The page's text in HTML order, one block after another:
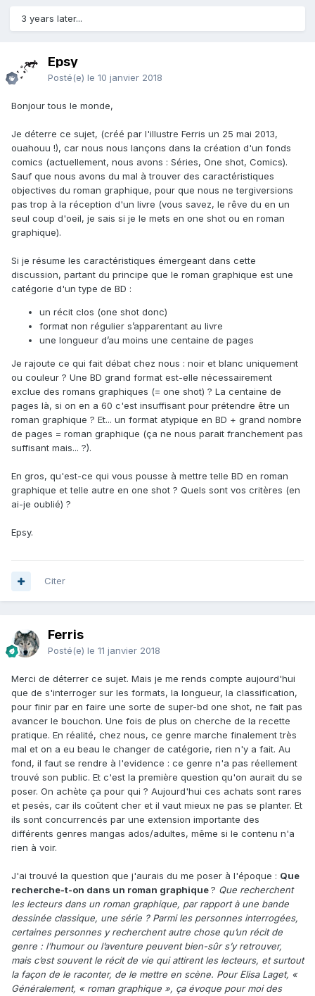
3 years later...
Epsy
Posté(e) le 10 janvier 2018
Bonjour tous le monde,
Je déterre ce sujet, (créé par l'illustre Ferris un 25 mai 2013,
ouahouu !), car nous nous lançons dans la création d'un fonds
comics (actuellement, nous avons : Séries, One shot, Comics).
Sauf que nous avons du mal à trouver des caractéristiques
objectives du roman graphique, pour que nous ne tergiversions
pas trop à la réception d'un livre (vous savez, le rêve du en un
seul coup d'oeil, je sais si je le mets en one shot ou en roman
graphique).
Si je résume les caractéristiques émergeant dans cette
discussion, partant du principe que le roman graphique est une
catégorie d'un type de BD :
un récit clos (one shot donc)
format non régulier s’apparentant au livre
une longueur d’au moins une centaine de pages
Je rajoute ce qui fait débat chez nous : noir et blanc uniquement
ou couleur ? Une BD grand format est-elle nécessairement
exclue des romans graphiques (= one shot) ? La centaine de
pages là, si on en a 60 c'est insuffisant pour prétendre être un
roman graphique ? Et... un format atypique en BD + grand nombre
de pages = roman graphique (ça ne nous parait franchement pas
suffisant mais... ?).
En gros, qu'est-ce qui vous pousse à mettre telle BD en roman
graphique et telle autre en one shot ? Quels sont vos critères (en
ai-je oublié) ?
Epsy.
Citer
Ferris
Posté(e) le 11 janvier 2018
Merci de déterrer ce sujet. Mais je me rends compte aujourd'hui
que de s'interroger sur les formats, la longueur, la classification,
pour finir par en faire une sorte de super-bd one shot, ne fait pas
avancer le bouchon. Une fois de plus on cherche de la recette
pratique. En réalité, chez nous, ce genre marche finalement très
mal et on a eu beau le changer de catégorie, rien n'y a fait. Au
fond, il faut se rendre à l'evidence : ce genre n'a pas réellement
trouvé son public. Et c'est la première question qu'on aurait du se
poser. On achète ça pour qui ? Aujourd'hui ces achats sont rares
et pesés, car ils coûtent cher et il vaut mieux ne pas se planter. Et
ils sont concurrencés par une extension importante des
différents genres mangas ados/adultes, même si le contenu n'a
rien à voir.
J'ai trouvé la question que j'aurais du me poser à l'époque : Que
recherche-t-on dans un roman graphique? Que recherchent
les lecteurs dans un roman graphique, par rapport à une bande
dessinée classique, une série ? Parmi les personnes interrogées,
certaines personnes y recherchent autre chose qu’un récit de
genre : l’humour ou l’aventure peuvent bien-sûr s’y retrouver,
mais c’est souvent le récit de vie qui attirent les lecteurs, et surtout
la façon de le raconter, de le mettre en scène. Pour Elisa Laget, «
Généralement, « roman graphique », ça évoque pour moi des